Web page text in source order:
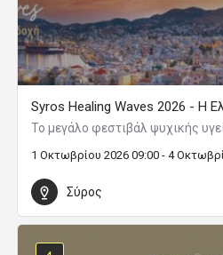
Syros Healing Waves 2026 - Η
Το μεγάλο φεστιβάλ ψυχικής
1 Οκτωβρίου 2026 09:00 - 4
Σύρος